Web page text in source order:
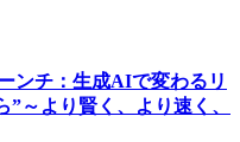
ンチ：生成AIで変わるリ
”～より賢く、より速く、